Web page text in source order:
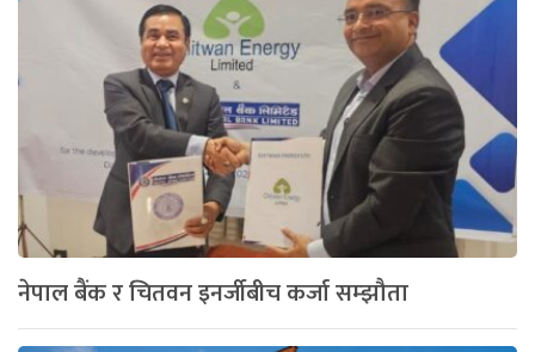
नेपाल बैंक र चितवन इनर्जीबीच कर्जा सम्झौता